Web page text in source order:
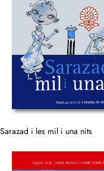
Sarazad i les mil i una nits